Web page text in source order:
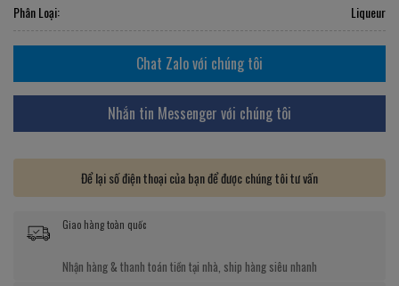
Phân Loại: Liqueur
Chat Zalo với chúng tôi
Nhắn tin Messenger với chúng tôi
Để lại số điện thoại của bạn để được chúng tôi tư vấn
Giao hàng toàn quốc
Nhận hàng & thanh toán tiền tại nhà, ship hàng siêu nhanh